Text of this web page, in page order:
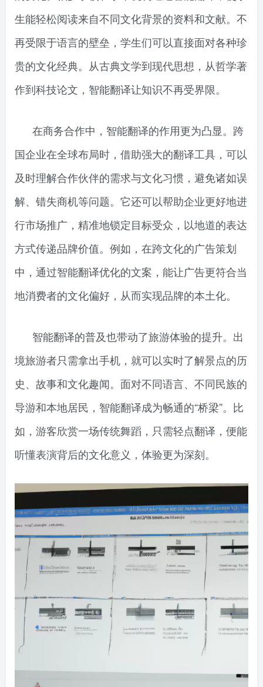
生能轻松阅读来自不同文化背景的资料和文献。不
再受限于语言的壁垒，学生们可以直接面对各种珍
贵的文化经典。从古典文学到现代思想，从哲学著
作到科技论文，智能翻译让知识不再受界限。
在商务合作中，智能翻译的作用更为凸显。跨
国企业在全球布局时，借助强大的翻译工具，可以
及时理解合作伙伴的需求与文化习惯，避免诸如误
解、错失商机等问题。它还可以帮助企业更好地进
行市场推广，精准地锁定目标受众，以地道的表达
方式传递品牌价值。例如，在跨文化的广告策划
中，通过智能翻译优化的文案，能让广告更符合当
地消费者的文化偏好，从而实现品牌的本土化。
智能翻译的普及也带动了旅游体验的提升。出
境旅游者只需拿出手机，就可以实时了解景点的历
史、故事和文化趣闻。面对不同语言、不同民族的
导游和本地居民，智能翻译成为畅通的“桥梁”。比
如，游客欣赏一场传统舞蹈，只需轻点翻译，便能
听懂表演背后的文化意义，体验更为深刻。